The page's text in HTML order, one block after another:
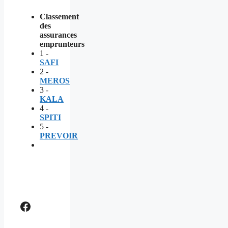
Classement
des
assurances
emprunteurs
1 -
SAFI
2 -
MEROS
3 -
KALA
4 -
SPITI
5 -
PREVOIR
Comparer assurance